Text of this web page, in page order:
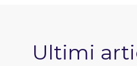
Ultimi